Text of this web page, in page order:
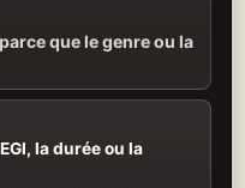
que le genre ou la
la durée ou la